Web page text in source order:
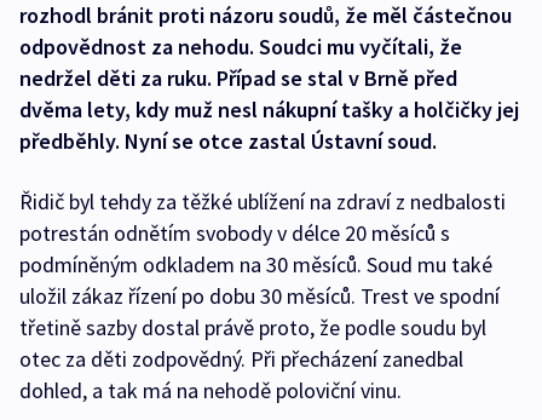
rozhodl bránit proti názoru soudů, že měl částečnou
odpovědnost za nehodu. Soudci mu vyčítali, že
nedržel děti za ruku. Případ se stal v Brně před
dvěma lety, kdy muž nesl nákupní tašky a holčičky jej
předběhly. Nyní se otce zastal Ústavní soud.
Řidič byl tehdy za těžké ublížení na zdraví z nedbalosti
potrestán odnětím svobody v délce 20 měsíců s
podmíněným odkladem na 30 měsíců. Soud mu také
uložil zákaz řízení po dobu 30 měsíců. Trest ve spodní
třetině sazby dostal právě proto, že podle soudu byl
otec za děti zodpovědný. Při přecházení zanedbal
dohled, a tak má na nehodě poloviční vinu.